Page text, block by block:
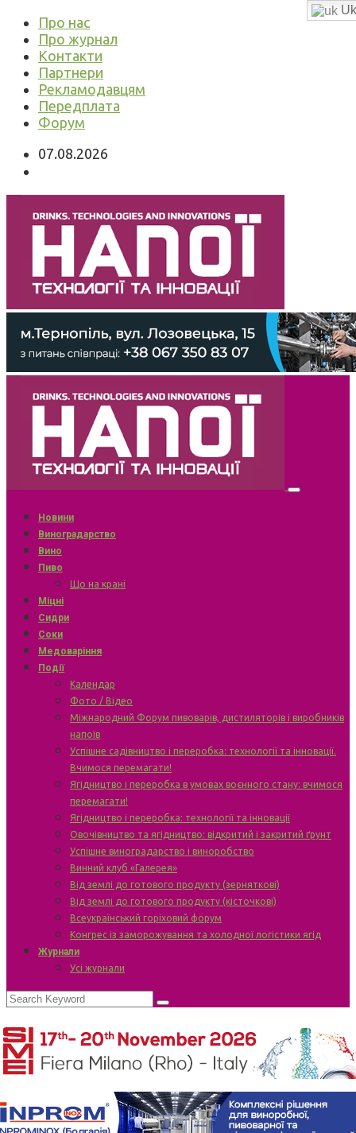
Про нас
Про журнал
Контакти
Партнери
Рекламодавцям
Передплата
Форум
07.08.2026
Новини
Виноградарство
Вино
Пиво
Що на крані
Міцні
Сидри
Соки
Медоваріння
Події
Календар
Фото / Відео
Міжнародний Форум пивоварів, дистиляторів і виробників
напоїв
Успішне садівництво і переробка: технології та інновації.
Вчимося перемагати!
Ягідництво і переробка в умовах воєнного стану: вчимося
перемагати!
Ягідництво і переробка: технології та інновації
Овочівництво та ягідництво: відкритий і закритий ґрунт
Успішне виноградарство і виноробство
Винний клуб «Галерея»
Від землі до готового продукту (зерняткові)
Від землі до готового продукту (кісточкові)
Всеукраїнський горіховий форум
Конгрес із заморожування та холодної логістики ягід
Журнали
Усі журнали